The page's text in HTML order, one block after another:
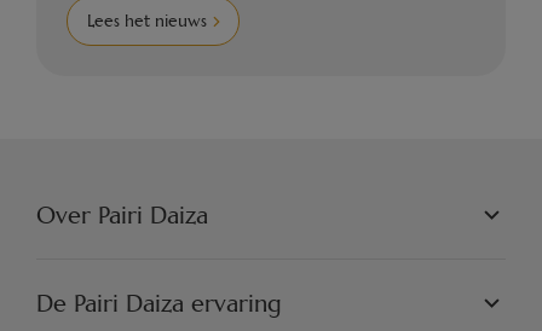
Lees het nieuws
Over Pairi Daiza
FILOSOFIE
JOBS
De Pairi Daiza ervaring